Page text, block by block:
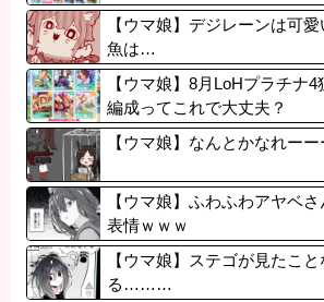
になってる。
【ウマ娘】デジレーンは可
魚は…
【ウマ娘】8月LoHプラチナ
編成ってこれで大丈夫？
【ウマ娘】なんとかなれー
【ウマ娘】ふわふわアヤベ
表情ｗｗｗ
【ウマ娘】ステゴが見たこ
る………